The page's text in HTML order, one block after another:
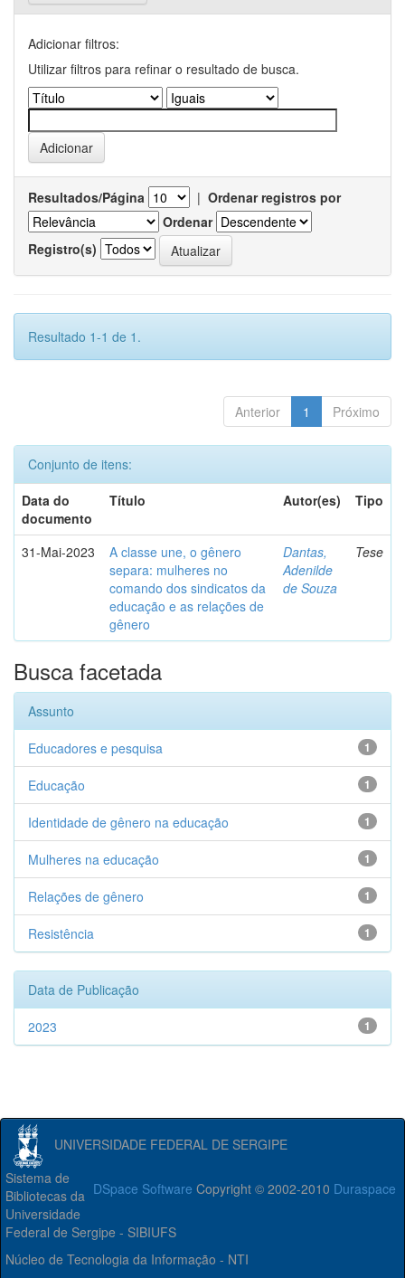
Adicionar filtros:
Utilizar filtros para refinar o resultado de busca.
Resultados/Página | Ordenar registros por
Ordenar
Registro(s)
Resultado 1-1 de 1.
Anterior 1 Próximo
Conjunto de itens:
Data do
documento
Título Autor(es) Tipo
31-Mai-2023
A classe une, o gênero
separa: mulheres no
comando dos sindicatos da
educação e as relações de
gênero
Dantas,
Adenilde
de Souza
Tese
Busca facetada
Assunto
1
Educadores e pesquisa
1
Educação
1
Identidade de gênero na educação
1
Mulheres na educação
1
Relações de gênero
1
Resistência
Data de Publicação
1
2023
UNIVERSIDADE FEDERAL DE SERGIPE
DSpace Software Copyright © 2002-2010 Duraspace
Sistema de
Bibliotecas da
Universidade
Federal de Sergipe - SIBIUFS
Núcleo de Tecnologia da Informação - NTI